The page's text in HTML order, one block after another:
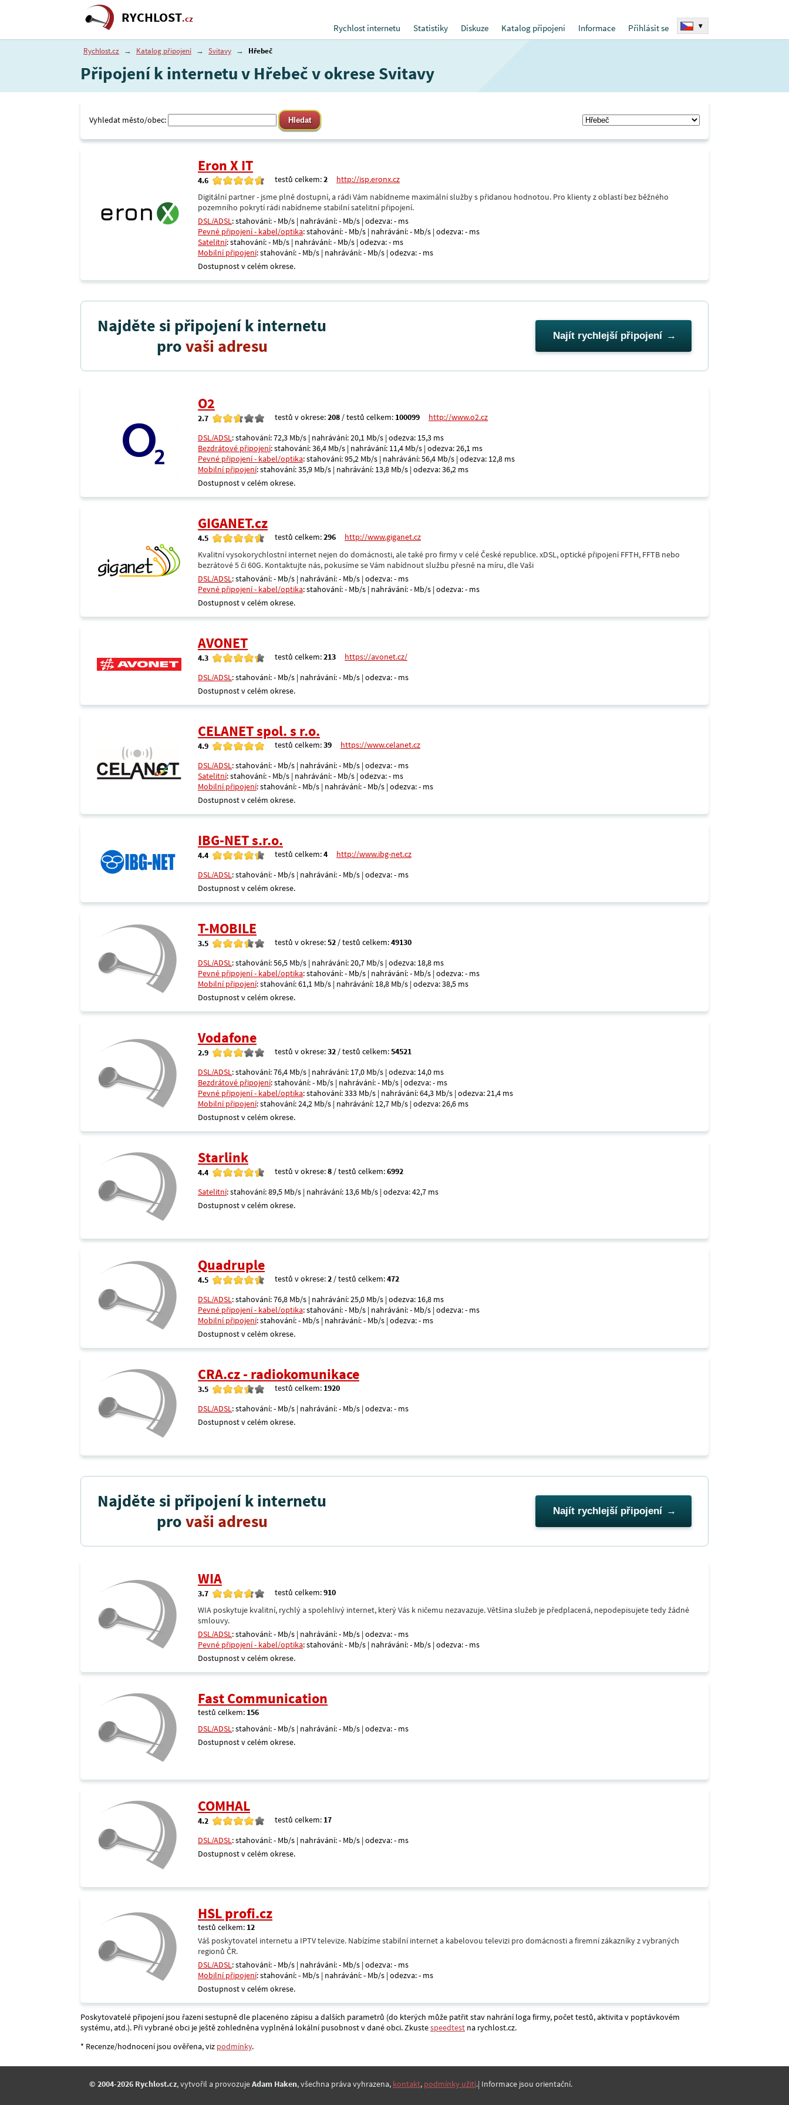
RYCHLOST.cz
Rychlost internetu
Statistiky Diskuze Katalog připojení Informace Přihlásit se ▾
Rychlost.cz → Katalog připojení → Svitavy → Hřebeč
Připojení k internetu v Hřebeč v okrese Svitavy
Vyhledat město/obec:
Eron X IT
4.6 testů celkem:2
http://isp.eronx.cz
Digitální partner - jsme plně dostupní, a rádi Vám nabídneme maximální služby s přidanou hodnotou. Pro klienty z oblastí bez běžného
pozemního pokrytí rádi nabídneme stabilní satelitní připojení.
DSL/ADSL: stahování: - Mb/s | nahrávání: - Mb/s | odezva: - ms
Pevné připojení - kabel/optika: stahování: - Mb/s | nahrávání: - Mb/s | odezva: - ms
Satelitní: stahování: - Mb/s | nahrávání: - Mb/s | odezva: - ms
Mobilní připojení: stahování: - Mb/s | nahrávání: - Mb/s | odezva: - ms
Dostupnost v celém okrese.
Najděte si připojení k internetu
provaši adresu Najít rychlejší připojení
O2
2.7 testů v okrese:208 / testů celkem: 100099
http://www.o2.cz
DSL/ADSL: stahování: 72,3 Mb/s | nahrávání: 20,1 Mb/s | odezva: 15,3 ms
Bezdrátové připojení: stahování: 36,4 Mb/s | nahrávání: 11,4 Mb/s | odezva: 26,1 ms
Pevné připojení - kabel/optika: stahování: 95,2 Mb/s | nahrávání: 56,4 Mb/s | odezva: 12,8 ms
Mobilní připojení: stahování: 35,9 Mb/s | nahrávání: 13,8 Mb/s | odezva: 36,2 ms
Dostupnost v celém okrese.
GIGANET.cz
4.5 testů celkem:296
http://www.giganet.cz
Kvalitní vysokorychlostní internet nejen do domácnosti, ale také pro firmy v celé České republice. xDSL, optické připojení FFTH, FFTB nebo
bezrátové 5 či 60G. Kontaktujte nás, pokusíme se Vám nabídnout službu přesně na míru, dle Vaši
DSL/ADSL: stahování: - Mb/s | nahrávání: - Mb/s | odezva: - ms
Pevné připojení - kabel/optika: stahování: - Mb/s | nahrávání: - Mb/s | odezva: - ms
Dostupnost v celém okrese.
AVONET
4.3 testů celkem:213
https://avonet.cz/
DSL/ADSL: stahování: - Mb/s | nahrávání: - Mb/s | odezva: - ms
Dostupnost v celém okrese.
CELANET spol. s r.o.
4.9 testů celkem:39
https://www.celanet.cz
DSL/ADSL: stahování: - Mb/s | nahrávání: - Mb/s | odezva: - ms
Satelitní: stahování: - Mb/s | nahrávání: - Mb/s | odezva: - ms
Mobilní připojení: stahování: - Mb/s | nahrávání: - Mb/s | odezva: - ms
Dostupnost v celém okrese.
IBG-NET s.r.o.
4.4 testů celkem:4
http://www.ibg-net.cz
DSL/ADSL: stahování: - Mb/s | nahrávání: - Mb/s | odezva: - ms
Dostupnost v celém okrese.
T-MOBILE
3.5 testů v okrese:52 / testů celkem:49130
DSL/ADSL: stahování: 56,5 Mb/s | nahrávání: 20,7 Mb/s | odezva: 18,8 ms
Pevné připojení - kabel/optika: stahování: - Mb/s | nahrávání: - Mb/s | odezva: - ms
Mobilní připojení: stahování: 61,1 Mb/s | nahrávání: 18,8 Mb/s | odezva: 38,5 ms
Dostupnost v celém okrese.
Vodafone
2.9 testů v okrese:32 / testů celkem:54521
DSL/ADSL: stahování: 76,4 Mb/s | nahrávání: 17,0 Mb/s | odezva: 14,0 ms
Bezdrátové připojení: stahování: - Mb/s | nahrávání: - Mb/s | odezva: - ms
Pevné připojení - kabel/optika: stahování: 333 Mb/s | nahrávání: 64,3 Mb/s | odezva: 21,4 ms
Mobilní připojení: stahování: 24,2 Mb/s | nahrávání: 12,7 Mb/s | odezva: 26,6 ms
Dostupnost v celém okrese.
Starlink
4.4 testů v okrese:8 / testů celkem:6992
Satelitní: stahování: 89,5 Mb/s | nahrávání: 13,6 Mb/s | odezva: 42,7 ms
Dostupnost v celém okrese.
Quadruple
4.5 testů v okrese:2 / testů celkem:472
DSL/ADSL: stahování: 76,8 Mb/s | nahrávání: 25,0 Mb/s | odezva: 16,8 ms
Pevné připojení - kabel/optika: stahování: - Mb/s | nahrávání: - Mb/s | odezva: - ms
Mobilní připojení: stahování: - Mb/s | nahrávání: - Mb/s | odezva: - ms
Dostupnost v celém okrese.
CRA.cz - radiokomunikace
3.5 testů celkem: 1920
DSL/ADSL: stahování: - Mb/s | nahrávání: - Mb/s | odezva: - ms
Dostupnost v celém okrese.
Najděte si připojení k internetu
provaši adresu Najít rychlejší připojení
WIA
3.7 testů celkem:910
WIA poskytuje kvalitní, rychlý a spolehlivý internet, který Vás k ničemu nezavazuje. Většina služeb je předplacená, nepodepisujete tedy žádné
smlouvy.
DSL/ADSL: stahování: - Mb/s | nahrávání: - Mb/s | odezva: - ms
Pevné připojení - kabel/optika: stahování: - Mb/s | nahrávání: - Mb/s | odezva: - ms
Dostupnost v celém okrese.
Fast Communication
testů celkem: 156
DSL/ADSL: stahování: - Mb/s | nahrávání: - Mb/s | odezva: - ms
Dostupnost v celém okrese.
COMHAL
4.2 testů celkem: 17
DSL/ADSL: stahování: - Mb/s | nahrávání: - Mb/s | odezva: - ms
Dostupnost v celém okrese.
HSL profi.cz
testů celkem: 12
Váš poskytovatel internetu a IPTV televize. Nabízíme stabilní internet a kabelovou televizi pro domácnosti a firemní zákazníky z vybraných
regionů ČR.
DSL/ADSL: stahování: - Mb/s | nahrávání: - Mb/s | odezva: - ms
Mobilní připojení: stahování: - Mb/s | nahrávání: - Mb/s | odezva: - ms
Dostupnost v celém okrese.
Poskytovatelé připojení jsou řazeni sestupně dle placenéno zápisu a dalších parametrů (do kterých může patřit stav nahrání loga firmy, počet testů, aktivita v poptávkovém
systému, atd.). Při vybrané obci je ještě zohledněna vyplněná lokální pusobnost v dané obci. Zkustespeedtest na rychlost.cz.
* Recenze/hodnocení jsou ověřena, viz podmínky.
© 2004-2026 Rychlost.cz, vytvořil a provozujeAdam Haken, všechna práva vyhrazena, kontakt, podmínky užití.| Informace jsou orientační.